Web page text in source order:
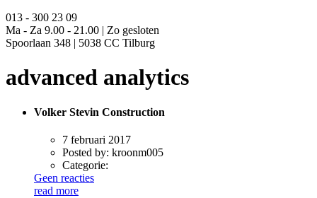
013 - 300 23 09
Ma - Za 9.00 - 21.00 | Zo gesloten
Spoorlaan 348 | 5038 CC Tilburg
advanced analytics
Volker Stevin Construction
7 februari 2017
Posted by: kroonm005
Categorie:
Geen reacties
read more